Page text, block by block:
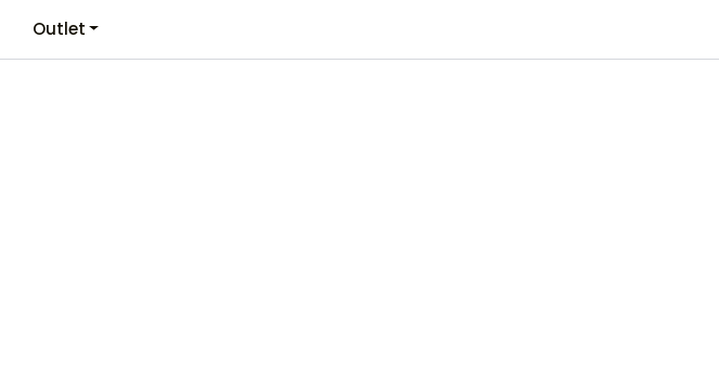
Outlet